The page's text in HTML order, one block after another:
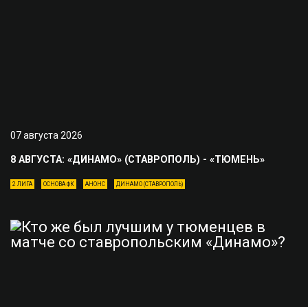
07 августа 2026
8 АВГУСТА: «ДИНАМО» (СТАВРОПОЛЬ) - «ТЮМЕНЬ»
2 ЛИГА ОСНОВА ФК АНОНС ДИНАМО (СТАВРОПОЛЬ)